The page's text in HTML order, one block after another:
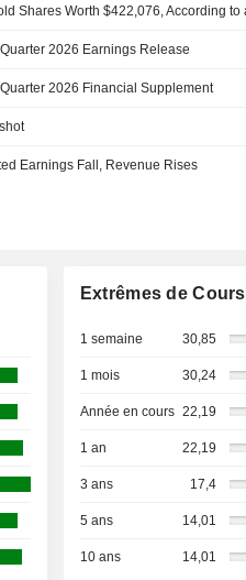
2026 Earnings Release
2026 Financial Supplement
Earnings Fall, Revenue Rises
Extrêmes de Cours
1 semaine 30,85
1 mois 30,24
Année en cours 22,19
1 an 22,19
3 ans 17,4
5 ans 14,01
10 ans 14,01